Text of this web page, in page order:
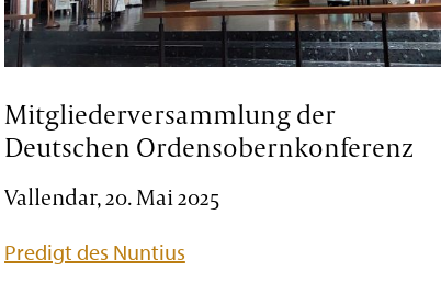
Mitgliederversammlung der
Deutschen Ordensobernkonferenz
Vallendar, 20. Mai 2025
Predigt des Nuntius